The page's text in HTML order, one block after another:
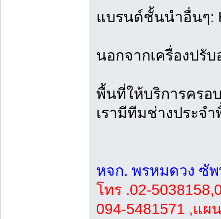
แบรนด์ชั้นนำอื่นๆ:
นอกจากเครื่องปรั
พื้นที่ให้บริการครอ
เรามีทีมช่างประจ
หจก. พรหมดวง ซั
โทร .02-
094-5481571 ,แ